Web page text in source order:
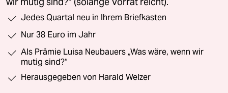
wir mutig sind?“ (solange Vorrat reicht).
Jedes Quartal neu in Ihrem Briefkasten
Nur 38 Euro im Jahr
Als Prämie Luisa Neubauers „Was wäre, wenn wir
mutig sind?“
Herausgegeben von Harald Welzer